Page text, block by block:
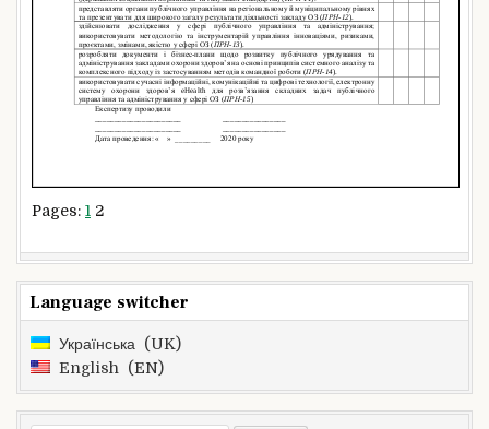
Pages: 1 2
Language switcher
Українська
UK
English
EN